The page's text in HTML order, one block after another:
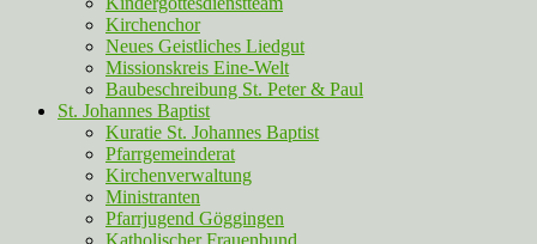
Kirchenchor
Neues Geistliches Liedgut
Missionskreis Eine-Welt
Baubeschreibung St. Peter & Paul
St. Johannes Baptist
Kuratie St. Johannes Baptist
Pfarrgemeinderat
Kirchenverwaltung
Ministranten
Pfarrjugend Göggingen
Katholischer Frauenbund